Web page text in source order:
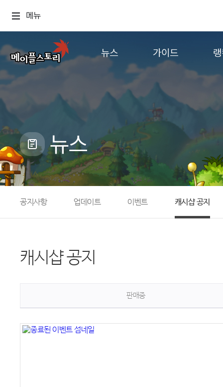
메뉴
뉴스
공지사항
업데이트
캐시샵 공지
메이플 알림판
with maple
가이드
게임정보
직업소개
확률형 아이템
NEXON NOW
뉴스
공지사항 업데이트 이벤트 캐시샵 공지
캐시샵 공지
판매중